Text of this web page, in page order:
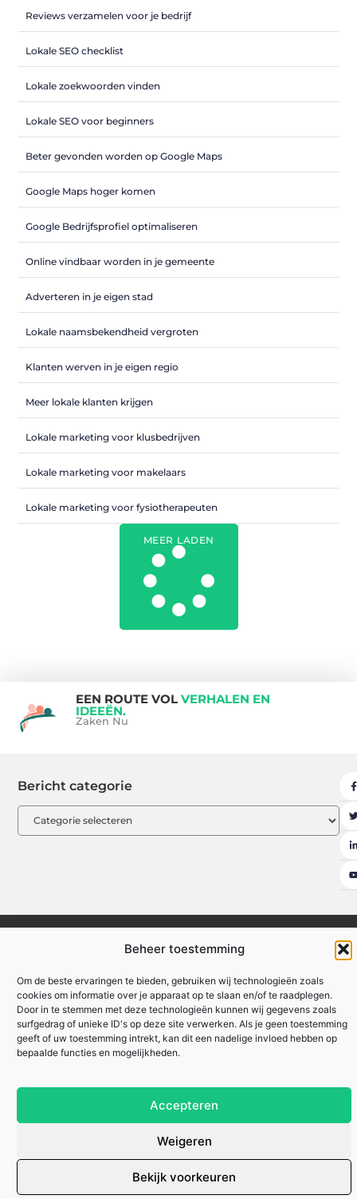
Beheer toestemming
Om de beste ervaringen te bieden, gebruiken wij technologieën zoals
cookies om informatie over je apparaat op te slaan en/of te raadplegen.
Door in te stemmen met deze technologieën kunnen wij gegevens zoals
surfgedrag of unieke ID's op deze site verwerken. Als je geen toestemming
geeft of uw toestemming intrekt, kan dit een nadelige invloed hebben op
bepaalde functies en mogelijkheden.
Accepteren
Weigeren
Bekijk voorkeuren
Reviews verzamelen voor je bedrijf
Lokale SEO checklist
Lokale zoekwoorden vinden
Lokale SEO voor beginners
Beter gevonden worden op Google Maps
Google Maps hoger komen
Google Bedrijfsprofiel optimaliseren
Online vindbaar worden in je gemeente
Adverteren in je eigen stad
Lokale naamsbekendheid vergroten
Klanten werven in je eigen regio
Meer lokale klanten krijgen
Lokale marketing voor klusbedrijven
Lokale marketing voor makelaars
Lokale marketing voor fysiotherapeuten
MEER LADEN
EEN ROUTE VOL VERHALEN EN
IDEEËN.
Zaken Nu
Bericht categorie
Beroemdheden
Uit De Media
Nederlandse linkbuilding: hoe jij je website naar de top van Google tilt
Linkbuilding geld verdienen: hoe jij online inkomsten kunt genereren
Lokale marketing: meer klanten uit je eigen regio
zakennu.be